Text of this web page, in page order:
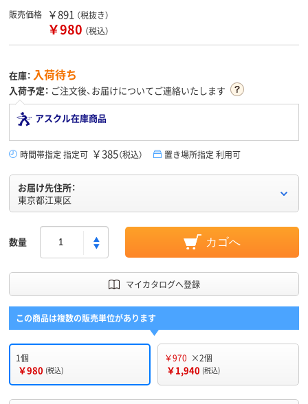
販売価格 ￥891 （税抜き）
￥980 （税込）
在庫： 入荷待ち
入荷予定： ご注文後、お届けについてご連絡いたします
アスクル在庫商品
時間帯指定 指定可 ￥385（税込） 置き場所指定 利用可
お届け先住所：
東京都江東区
数量 カゴへ
マイカタログへ登録
この商品は複数の販売単位があります
1個
￥980 (税込)
￥970 ×2個
￥1,940 (税込)